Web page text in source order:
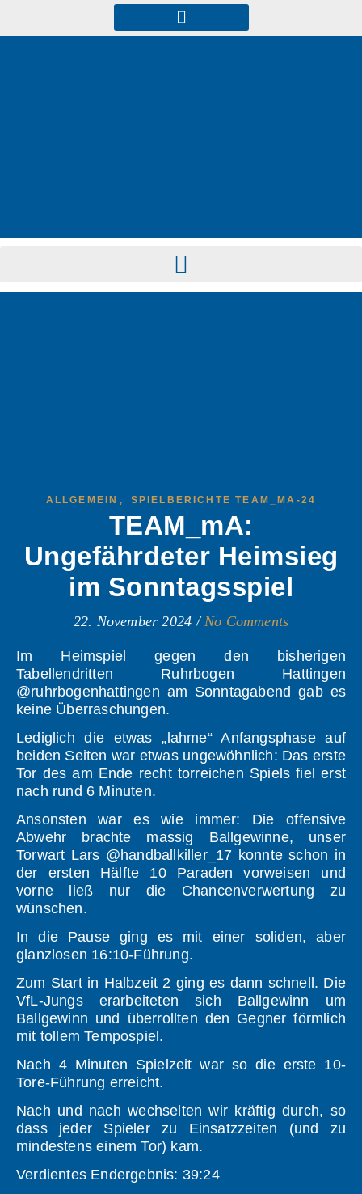
ALLGEMEIN , SPIELBERICHTE TEAM_MA-24
TEAM_mA:
Ungefährdeter Heimsieg
im Sonntagsspiel
22. November 2024 / No Comments
Im Heimspiel gegen den bisherigen
Tabellendritten Ruhrbogen Hattingen
@ruhrbogenhattingen am Sonntagabend gab es
keine Überraschungen.
Lediglich die etwas „lahme“ Anfangsphase auf
beiden Seiten war etwas ungewöhnlich: Das erste
Tor des am Ende recht torreichen Spiels fiel erst
nach rund 6 Minuten.
Ansonsten war es wie immer: Die offensive
Abwehr brachte massig Ballgewinne, unser
Torwart Lars @handballkiller_17 konnte schon in
der ersten Hälfte 10 Paraden vorweisen und
vorne ließ nur die Chancenverwertung zu
wünschen.
In die Pause ging es mit einer soliden, aber
glanzlosen 16:10-Führung.
Zum Start in Halbzeit 2 ging es dann schnell. Die
VfL-Jungs erarbeiteten sich Ballgewinn um
Ballgewinn und überrollten den Gegner förmlich
mit tollem Tempospiel.
Nach 4 Minuten Spielzeit war so die erste 10-
Tore-Führung erreicht.
Nach und nach wechselten wir kräftig durch, so
dass jeder Spieler zu Einsatzzeiten (und zu
mindestens einem Tor) kam.
Verdientes Endergebnis: 39:24